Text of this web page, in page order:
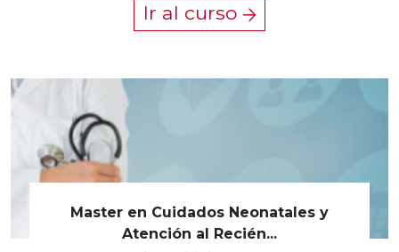
Ir al curso
Master en Cuidados Neonatales y
Atención al Recién...